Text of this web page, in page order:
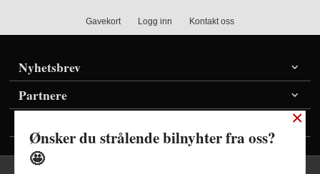
Gavekort Logg inn Kontakt oss
Nyhetsbrev
Partnere
×
Ønsker du strålende bilnyhter fra oss?
🤩